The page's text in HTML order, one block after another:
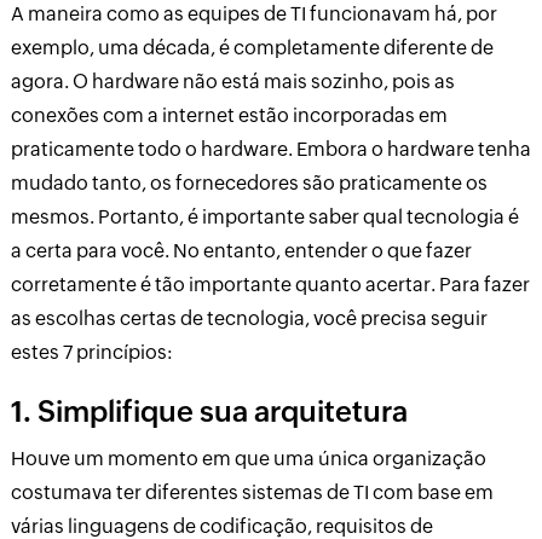
A maneira como as equipes de TI funcionavam há, por
exemplo, uma década, é completamente diferente de
agora. O hardware não está mais sozinho, pois as
conexões com a internet estão incorporadas em
praticamente todo o hardware. Embora o hardware tenha
mudado tanto, os fornecedores são praticamente os
mesmos. Portanto, é importante saber qual tecnologia é
a certa para você. No entanto, entender o que fazer
corretamente é tão importante quanto acertar. Para fazer
as escolhas certas de tecnologia, você precisa seguir
estes 7 princípios:
1. Simplifique sua arquitetura
Houve um momento em que uma única organização
costumava ter diferentes sistemas de TI com base em
várias linguagens de codificação, requisitos de